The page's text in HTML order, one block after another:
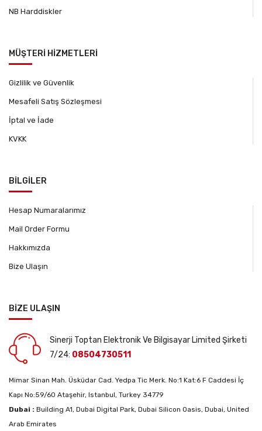
NB Harddiskler
MÜŞTERİ HİZMETLERİ
Gizlilik ve Güvenlik
Mesafeli Satış Sözleşmesi
İptal ve İade
KVKK
BİLGİLER
Hesap Numaralarımız
Mail Order Formu
Hakkımızda
Bize Ulaşın
BİZE ULAŞIN
Sinerji Toptan Elektronik Ve Bilgisayar Limited Şirketi
7/24: 08504730511
Mimar Sinan Mah. Üsküdar Cad. Yedpa Tic Merk. No:1 Kat:6 F Caddesi İç
Kapı No:59/60 Ataşehir, Istanbul, Turkey 34779
Dubai : Building A1, Dubai Digital Park, Dubai Silicon Oasis, Dubai, United
Arab Emirates